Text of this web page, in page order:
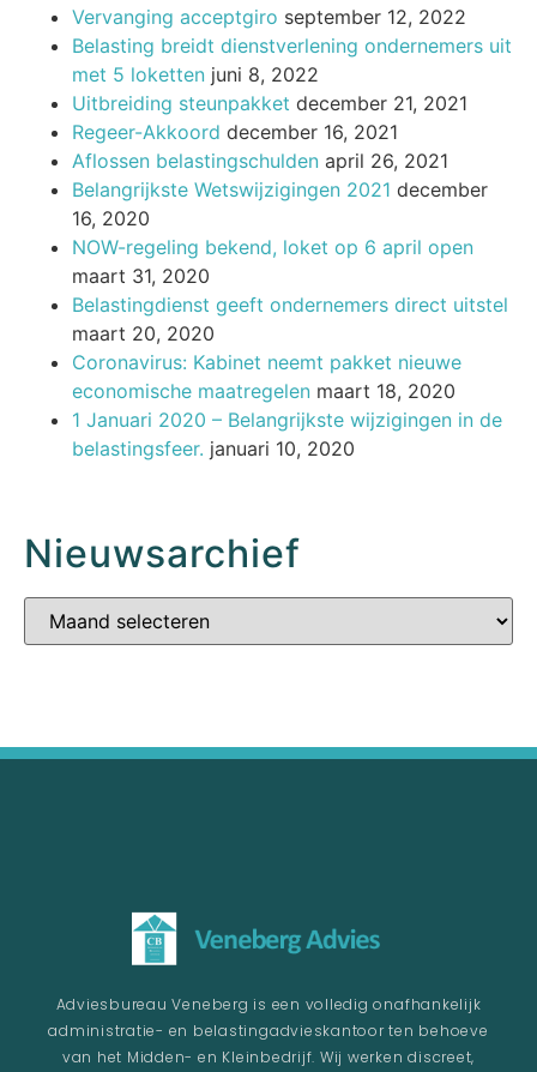
Vervanging acceptgiro september 12, 2022
Belasting breidt dienstverlening ondernemers uit
met 5 loketten juni 8, 2022
Uitbreiding steunpakket december 21, 2021
Regeer-Akkoord december 16, 2021
Aflossen belastingschulden april 26, 2021
Belangrijkste Wetswijzigingen 2021 december
16, 2020
NOW-regeling bekend, loket op 6 april open
maart 31, 2020
Belastingdienst geeft ondernemers direct uitstel
maart 20, 2020
Coronavirus: Kabinet neemt pakket nieuwe
economische maatregelen maart 18, 2020
1 Januari 2020 – Belangrijkste wijzigingen in de
belastingsfeer. januari 10, 2020
Nieuwsarchief
Adviesbureau Veneberg is een volledig onafhankelijk
administratie- en belastingadvieskantoor ten behoeve
van het Midden- en Kleinbedrijf. Wij werken discreet,